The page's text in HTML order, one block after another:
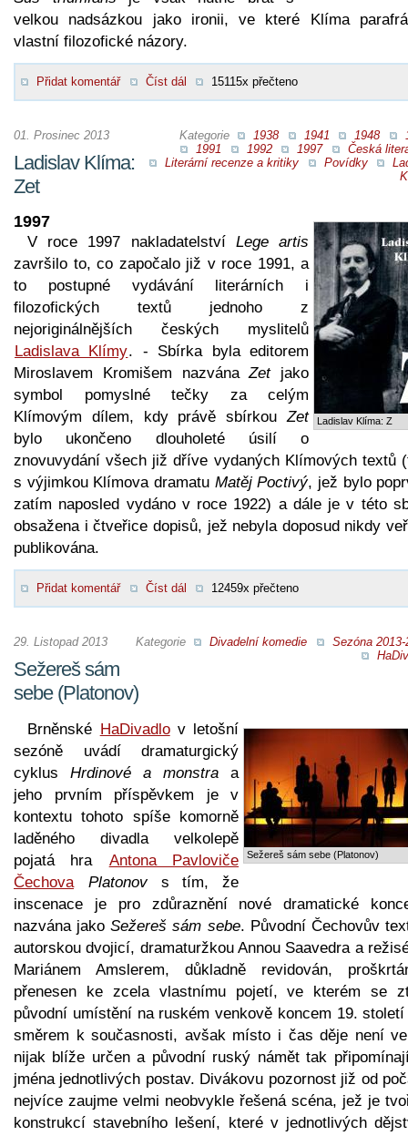
velkou nadsázkou jako ironii, ve které Klíma
vlastní filozofické názory.
Přidat komentář Číst dál 15115x přečteno
Kategorie 1938 1941 1948
1991
1992 1997
Česká
Literární recenze a kritiky
Povídky
01. Prosinec 2013
Ladislav Klíma:
Zet
Ladislav Klíma: Z
1997
V roce 1997 nakladatelství Lege artis
završilo to, co započalo již v roce 1991, a
to postupné vydávání literárních i
filozofických textů jednoho z
nejoriginálnějších českých myslitelů
Ladislava Klímy. - Sbírka byla editorem
Miroslavem Kromišem nazvánaZetjako
symbol pomyslné tečky za celým
Klímovým dílem, kdy právě sbírkouZet
bylo ukončeno dlouholeté úsilí o
znovuvydání všech již dříve vydaných Klímových textů
s výjimkou Klímova dramatu Matěj Poctivý, jež bylo
zatím naposled vydáno v roce 1922) a dále je v této
obsažena i čtveřice dopisů, jež nebyla doposud nikdy
publikována.
Přidat komentář Číst dál 12459x přečteno
Kategorie Divadelní komedie
Sezóna 2013-
29. Listopad 2013
Sežereš sám
sebe (Platonov)
Sežereš sám sebe (Platonov)
Brněnské HaDivadlo v letošní
sezóně uvádí dramaturgický
cyklus Hrdinové a monstra a
jeho prvním příspěvkem je v
kontextu tohoto spíše komorně
laděného divadla velkolepě
pojatá hra Antona Pavloviče
Čechova
Platonovs tím, že
inscenace je pro zdůraznění nové dramatické
nazvána jakoSežereš sám sebe. Původní Čechovův
autorskou dvojicí, dramaturžkou Annou Saavedra a
Mariánem Amslerem, důkladně revidován,
přenesen ke zcela vlastnímu pojetí, ve kterém se
původní umístění na ruském venkově koncem 19.
směrem k současnosti, avšak místo i čas děje není
nijak blíže určen a původní ruský námět tak
jména jednotlivých postav. Divákovu pozornost již od
nejvíce zaujme velmi neobvykle řešená scéna, jež je
konstrukcí stavebního lešení, které v jednotlivých